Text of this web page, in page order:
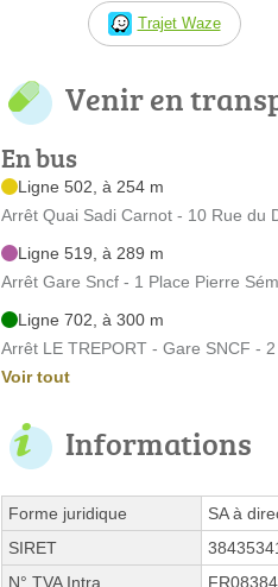
Trajet Waze
Venir en
En bus
Ligne 502, à 254 m
Arrêt Quai Sadi Carnot - 10 Rue du
Ligne 519, à 289 m
Arrêt Gare Sncf - 1 Place Pierre
Ligne 702, à 300 m
Arrêt LE TREPORT - Gare SNCF -
Voir tout
Informations
Forme juridique
SA à
SIRET
N° TVA Intra.